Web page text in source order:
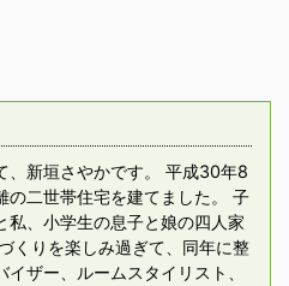
、新垣さやかです。 平成30年8
の二世帯住宅を建てました。 子
私、小学生の息子と娘の四人家
くりを楽しみ過ぎて、同年に整
イザー、ルームスタイリスト、